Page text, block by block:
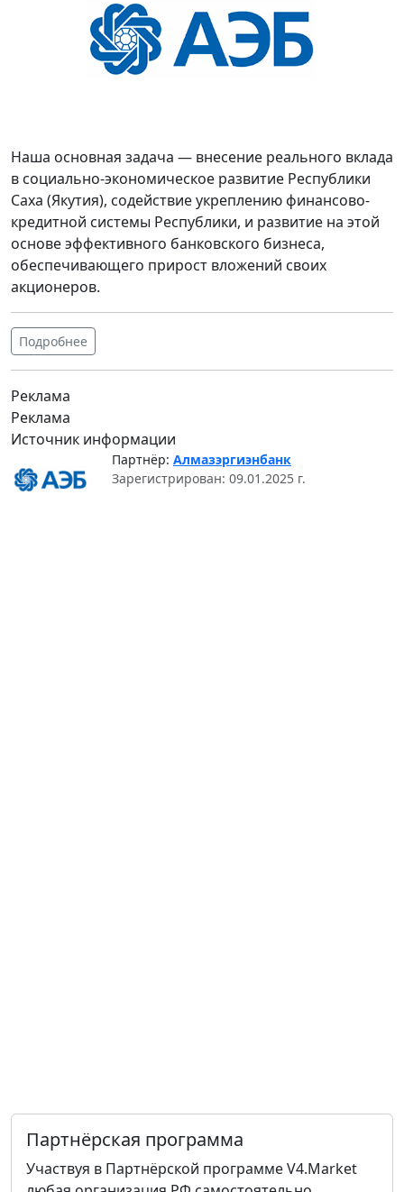
Наша основная задача — внесение реального вклада
в социально-экономическое развитие Республики
Саха (Якутия), содействие укреплению финансово-
кредитной системы Республики, и развитие на этой
основе эффективного банковского бизнеса,
обеспечивающего прирост вложений своих
акционеров.
Подробнее
Реклама
Реклама
Источник информации
Партнёр: Алмазэргиэнбанк
Зарегистрирован: 09.01.2025 г.
Партнёрская программа
Участвуя в Партнёрской программе V4.Market